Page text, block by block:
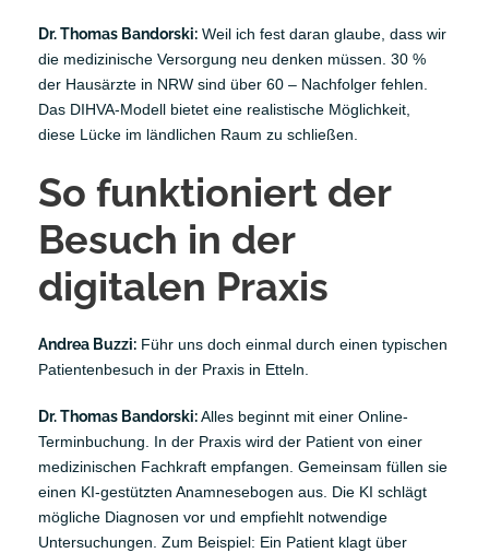
Dr. Thomas Bandorski: Weil ich fest daran glaube, dass wir
die medizinische Versorgung neu denken müssen. 30 %
der Hausärzte in NRW sind über 60 – Nachfolger fehlen.
Das DIHVA-Modell bietet eine realistische Möglichkeit,
diese Lücke im ländlichen Raum zu schließen.
So funktioniert der
Besuch in der
digitalen Praxis
Andrea Buzzi: Führ uns doch einmal durch einen typischen
Patientenbesuch in der Praxis in Etteln.
Dr. Thomas Bandorski:Alles beginnt mit einer Online-
Terminbuchung. In der Praxis wird der Patient von einer
medizinischen Fachkraft empfangen. Gemeinsam füllen sie
einen KI-gestützten Anamnesebogen aus. Die KI schlägt
mögliche Diagnosen vor und empfiehlt notwendige
Untersuchungen. Zum Beispiel: Ein Patient klagt über